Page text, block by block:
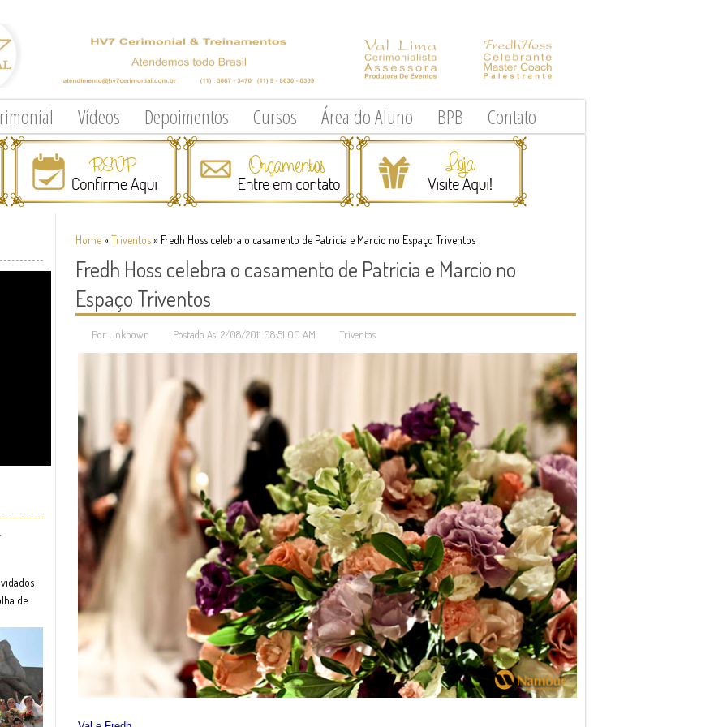
Vídeos Depoimentos Cursos Área do Aluno BPB Contato
Home» Triventos» Fredh Hoss celebra o casamento de Patricia e Marcio no Espaço Triventos
Fredh Hoss celebra o casamento de Patricia e Marcio no
Espaço Triventos
Por Unknown Postado As 2/08/2011 08:51:00 AM Triventos
de